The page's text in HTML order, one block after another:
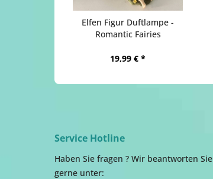
Elfen Figur Duftlampe -
Romantic Fairies
19,99 € *
Service Hotline
Haben Sie fragen ? Wir beantworten Sie
gerne unter: